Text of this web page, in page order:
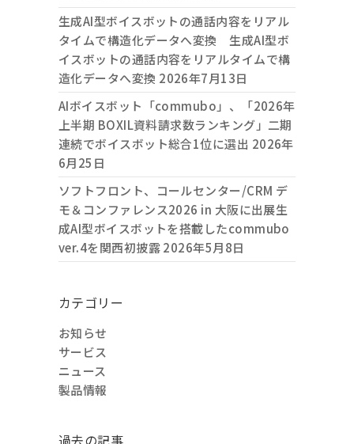
生成AI型ボイスボットの通話内容をリアル
タイムで構造化データへ変換 生成AI型ボ
イスボットの通話内容をリアルタイムで構
造化データへ変換 2026年7月13日
AIボイスボット「commubo」、「2026年
上半期 BOXIL資料請求数ランキング」二期
連続でボイスボット総合1位に選出 2026年
6月25日
ソフトフロント、コールセンター/CRM デ
モ＆コンファレンス2026 in 大阪に出展生
成AI型ボイスボットを搭載したcommubo
ver.4を関西初披露2026年5月8日
カテゴリー
お知らせ
サービス
ニュース
製品情報
過去の記事